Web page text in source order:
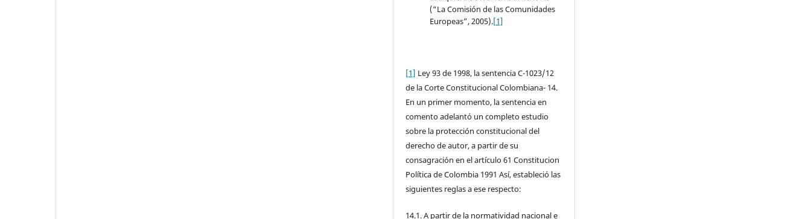
(“La Comisión de las Comunidades
Europeas”, 2005).[1]
[1] Ley 93 de 1998, la sentencia C-1023/12
de la Corte Constitucional Colombiana- 14.
En un primer momento, la sentencia en
comento adelantó un completo estudio
sobre la protección constitucional del
derecho de autor, a partir de su
consagración en el artículo 61 Constitucion
Política de Colombia 1991 Así, estableció las
siguientes reglas a ese respecto:
14.1. A partir de la normatividad nacional e